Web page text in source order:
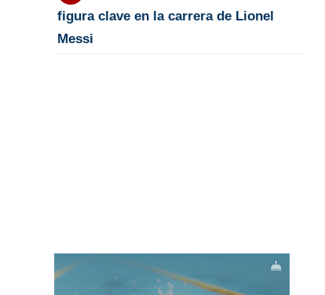
figura clave en la carrera de Lionel
Messi